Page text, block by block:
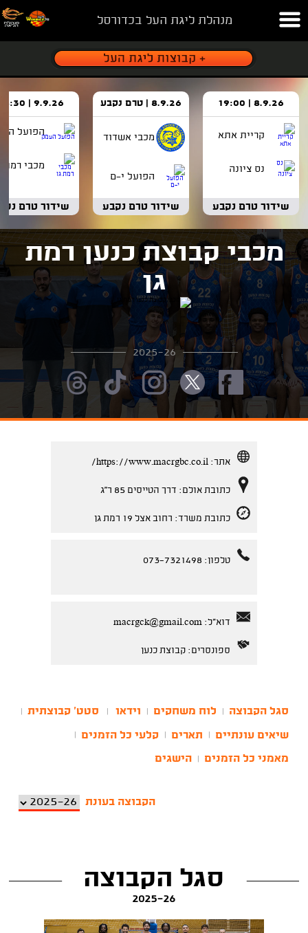
מנהלת ליגת העל בכדורסל
8.9.26 | 19:00
קריית אתא
נס ציונה
שידור טרם נקבע
8.9.26 | טרם נקבע
מכבי אשדוד
הפועל י-ם
שידור טרם נקבע
9.9.26 | 18:30
הפועל
מכבי רמת
שידור טרם
מכבי קבוצת כנען רמת
גן
2025-26
אתר: https://www.macrgbc.co.il/
כתובת אולם: דרך הטייסים 85 ר''ג
כתובת משרד: רחוב אצל 19 רמת גן
טלפון: 073-7321498
דוא"ל: macrgck@gmail.com
ספונסרים: קבוצת כנען
סגל הקבוצה לוח משחקים וידאו סטט' קבוצתית
שיאים עונתיים תארים קלעי כל הזמנים
מאמני כל הזמנים הישגים
הקבוצה בעונת
סגל הקבוצה
2025-26